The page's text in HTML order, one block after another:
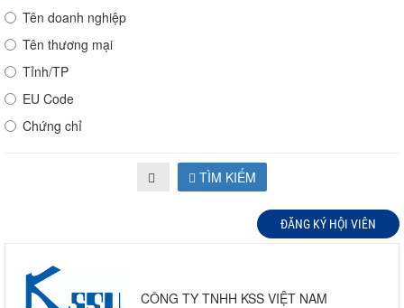
Tên doanh nghiệp
Tên thương mại
Tỉnh/TP
EU Code
Chứng chỉ
TÌM KIẾM
ĐĂNG KÝ HỘI VIÊN
CÔNG TY TNHH KSS VIỆT NAM